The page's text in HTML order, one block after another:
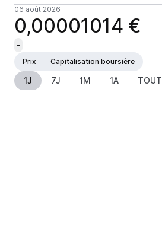
06 août 2026
0,00001014 €
-
Prix
Capitalisation boursière
1J 7J 1M 1A TOUT